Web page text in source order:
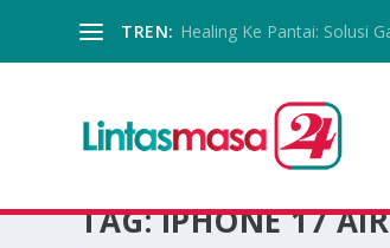
TREN: Healing Ke Pantai: Solusi
TAG:IPHONE 17 AIR